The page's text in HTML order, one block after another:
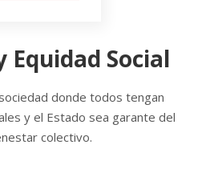
Equidad Social
donde todos tengan
y el Estado sea garante del
colectivo.